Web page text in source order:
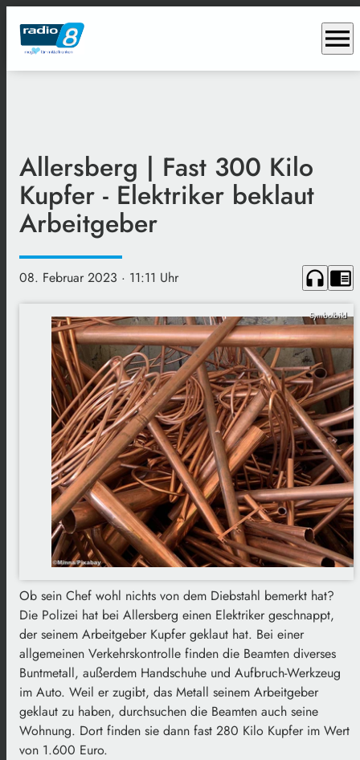
menu
Allersberg | Fast 300 Kilo
Kupfer - Elektriker beklaut
Arbeitgeber
08. Februar 2023 · 11:11 Uhr headphones chrome_reader_mode
Symbolbild
Ob sein Chef wohl nichts von dem Diebstahl bemerkt hat?
Die Polizei hat bei Allersberg einen Elektriker geschnappt,
der seinem Arbeitgeber Kupfer geklaut hat. Bei einer
allgemeinen Verkehrskontrolle finden die Beamten diverses
Buntmetall, außerdem Handschuhe und Aufbruch-Werkzeug
im Auto. Weil er zugibt, das Metall seinem Arbeitgeber
geklaut zu haben, durchsuchen die Beamten auch seine
Wohnung. Dort finden sie dann fast 280 Kilo Kupfer im Wert
von 1.600 Euro.